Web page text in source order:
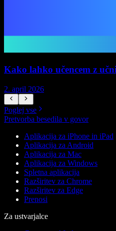
Kako lahko učencem z
2. april 2026
Poglej vse
Pretvorba besedila v govor
Aplikacija za iPhone in iPad
Aplikacija za Android
Aplikacija za Mac
Aplikacija za Windows
Spletna aplikacija
Razširitev za Chrome
Razširitev za Edge
Prenosi
Za ustvarjalce